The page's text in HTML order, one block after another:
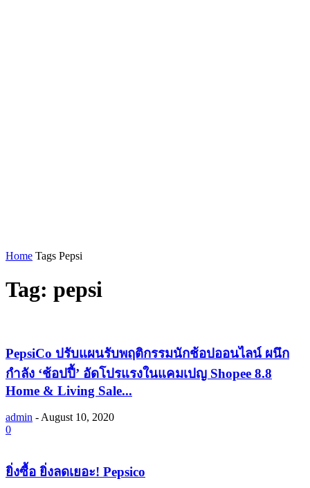
Home Tags Pepsi
Tag: pepsi
PepsiCo ปรับแผนรับพฤติกรรมนักช้อปออนไลน์ ผนึก
กำลัง ‘ช้อปปี้’ อัดโปรแรงในแคมเปญ Shopee 8.8
Home & Living Sale...
admin - August 10, 2020
0
ยิ่งซื้อ ยิ่งลดเยอะ! Pepsico